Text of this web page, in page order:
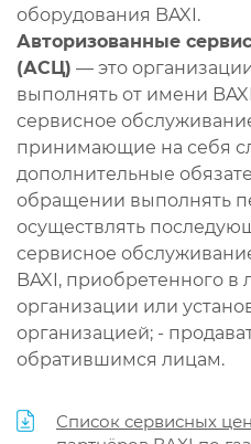
оборудования BAXI.
Авторизованные
(АСЦ) — это
выполнять от имени
сервисное
принимающие на себя
дополнительные
обращении выполнять
осуществлять
сервисное
BAXI, приобретенного в
организации или
организацией; -
обратившимся лицам.
Список сервисных